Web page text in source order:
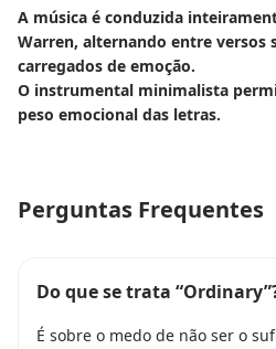
A música é conduzida
Warren, alternando entre versos
carregados de emoção.
O instrumental minimalista
peso emocional das letras.
Perguntas Frequentes
Do que se trata
É sobre o medo de não ser o